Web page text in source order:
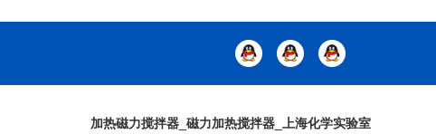
加热磁力搅拌器_磁力加热搅拌器_上海化学实验室